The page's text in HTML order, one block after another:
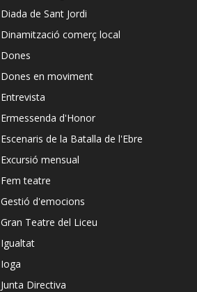
Diada de Sant Jordi
Dinamització comerç local
Dones
Dones en moviment
Entrevista
Ermessenda d'Honor
Escenaris de la Batalla de l'Ebre
Excursió mensual
Fem teatre
Gestió d'emocions
Gran Teatre del Liceu
Igualtat
Ioga
Junta Directiva